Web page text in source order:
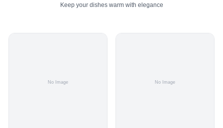
Keep your dishes warm with elegance